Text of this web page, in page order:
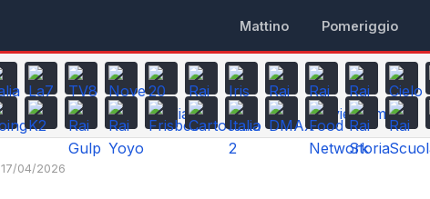
Mattino Pomeriggio
17/04/2026